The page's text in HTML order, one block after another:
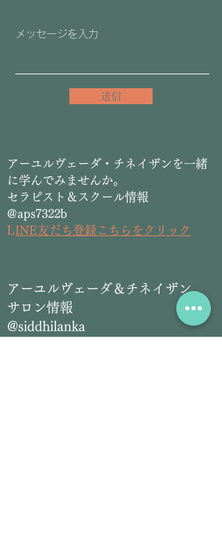
送信
​アーユルヴェーダ・チネイザンを一緒
に学んでみませんか。
セラピスト＆スクール情報
@aps7322b
LINE友だち登録こちらをクリック
​アーユルヴェーダ＆チネイザン
サロン情報
@siddhilanka